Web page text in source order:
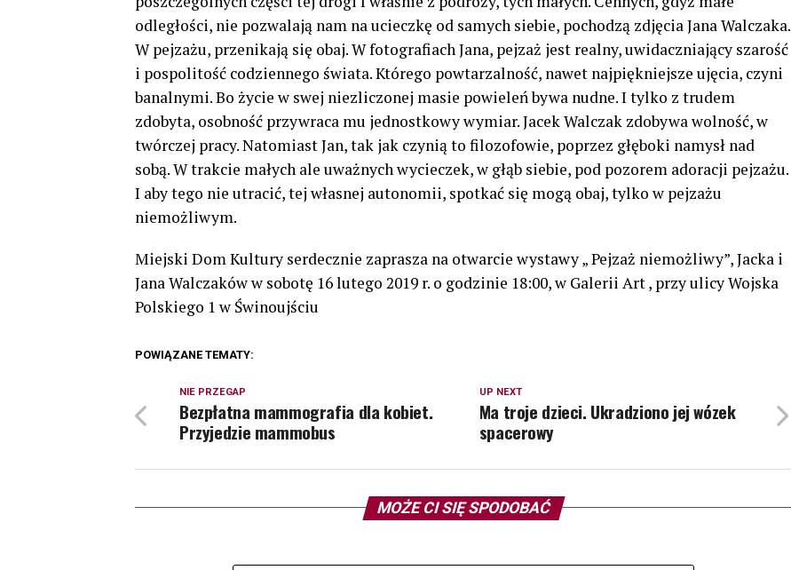
odległości, nie pozwalają nam na ucieczkę od samych siebie, pochodzą zdjęcia Jana Walczaka.
W pejzażu, przenikają się obaj. W fotografiach Jana, pejzaż jest realny, uwidaczniający szarość
i pospolitość codziennego świata. Którego powtarzalność, nawet najpiękniejsze ujęcia, czyni
banalnymi. Bo życie w swej niezliczonej masie powieleń bywa nudne. I tylko z trudem
zdobyta, osobność przywraca mu jednostkowy wymiar. Jacek Walczak zdobywa wolność, w
twórczej pracy. Natomiast Jan, tak jak czynią to filozofowie, poprzez głęboki namysł nad
sobą. W trakcie małych ale uważnych wycieczek, w głąb siebie, pod pozorem adoracji pejzażu.
I aby tego nie utracić, tej własnej autonomii, spotkać się mogą obaj, tylko w pejzażu
niemożliwym.
Miejski Dom Kultury serdecznie zaprasza na otwarcie wystawy „ Pejzaż niemożliwy”, Jacka i
Jana Walczaków w sobotę 16 lutego 2019 r. o godzinie 18:00, w Galerii Art , przy ulicy Wojska
Polskiego 1 w Świnoujściu
POWIĄZANE TEMATY:
UP NEXT
Ma troje dzieci. Ukradziono jej wózek
spacerowy
NIE PRZEGAP
Bezpłatna mammografia dla kobiet.
Przyjedzie mammobus
MOŻE CI SIĘ SPODOBAĆ